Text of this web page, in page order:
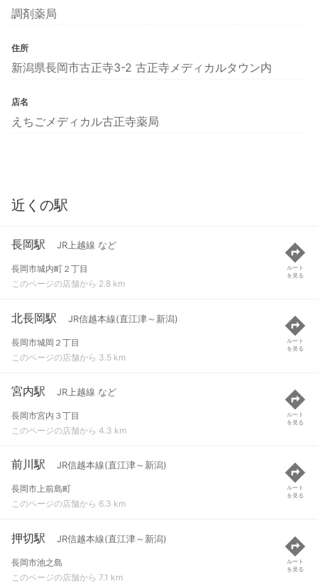
調剤薬局
住所
新潟県長岡市古正寺3-2 古正寺メディカルタウン内
店名
えちごメディカル古正寺薬局
近くの駅
長岡駅 JR上越線 など
長岡市城内町２丁目
このページの店舗から 2.8 km
ルート
を見る
北長岡駅 JR信越本線(直江津～新潟)
長岡市城岡２丁目
このページの店舗から 3.5 km
ルート
を見る
宮内駅 JR上越線 など
長岡市宮内３丁目
このページの店舗から 4.3 km
ルート
を見る
前川駅 JR信越本線(直江津～新潟)
長岡市上前島町
このページの店舗から 6.3 km
ルート
を見る
押切駅 JR信越本線(直江津～新潟)
長岡市池之島
このページの店舗から 7.1 km
ルート
を見る